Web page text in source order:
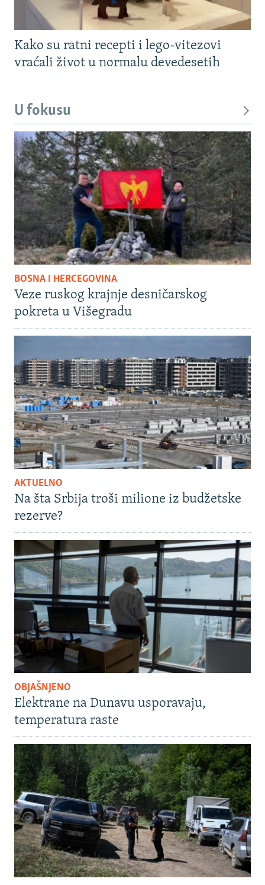
Kako su ratni recepti i lego-vitezovi
vraćali život u normalu devedesetih
U fokusu
BOSNA I HERCEGOVINA
Veze ruskog krajnje desničarskog
pokreta u Višegradu
AKTUELNO
Na šta Srbija troši milione iz budžetske
rezerve?
OBJAŠNJENO
Elektrane na Dunavu usporavaju,
temperatura raste